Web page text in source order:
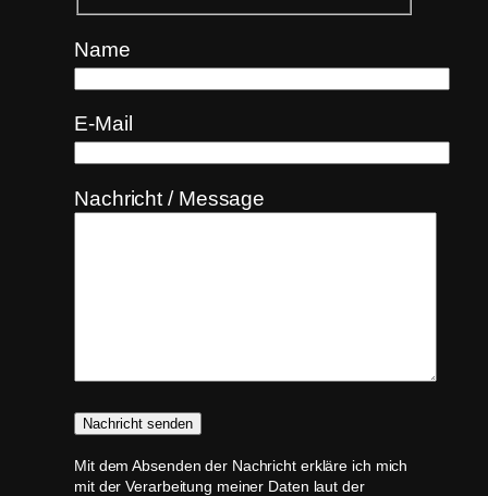
Name
E-Mail
Nachricht / Message
Mit dem Absenden der Nachricht erkläre ich mich
mit der Verarbeitung meiner Daten laut der